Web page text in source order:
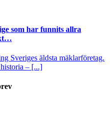
som har funnits allra
Sveriges äldsta mäklarföretag.
– [...]